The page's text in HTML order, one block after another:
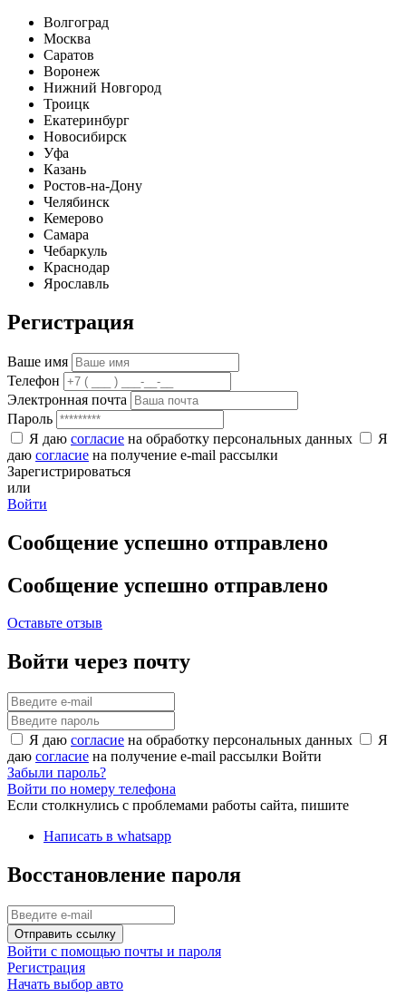
Волгоград
Москва
Саратов
Воронеж
Нижний Новгород
Троицк
Екатеринбург
Новосибирск
Уфа
Казань
Ростов-на-Дону
Челябинск
Кемерово
Самара
Чебаркуль
Краснодар
Ярославль
Регистрация
Ваше имя
Телефон
Электронная почта
Пароль
Я даю согласие на обработку персональных данных
Я
даю согласие на получение e-mail рассылки
Зарегистрироваться
или
Войти
Сообщение успешно отправлено
Сообщение успешно отправлено
Оставьте отзыв
Войти через почту
Я даю согласие на обработку персональных данных
Я
даю согласие на получение e-mail рассылки Войти
Забыли пароль?
Войти по номеру телефона
Если столкнулись с проблемами работы сайта, пишите
Написать в whatsapp
Восстановление пароля
Отправить ссылку
Войти с помощью почты и пароля
Регистрация
Начать выбор авто